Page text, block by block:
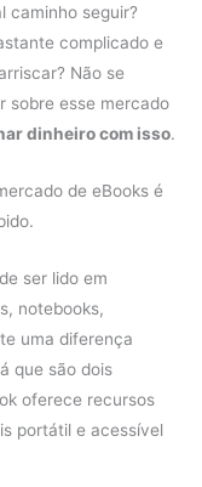
caminho seguir?
complicado e
Não se
sobre esse mercado
dinheiro com isso.
de eBooks é
ser lido em
notebooks,
uma diferença
que são dois
oferece recursos
portátil e acessível